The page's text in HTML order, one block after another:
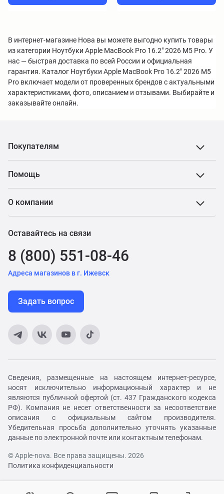
В интернет-магазине Нова вы можете выгодно купить товары
из категории Ноутбуки Apple MacBook Pro 16.2" 2026 M5 Pro. У
нас — быстрая доставка по всей России и официальная
гарантия. Каталог Ноутбуки Apple MacBook Pro 16.2" 2026 M5
Pro включает модели от проверенных брендов с актуальными
характеристиками, фото, описанием и отзывами. Выбирайте и
заказывайте онлайн.
Покупателям
Помощь
О компании
Оставайтесь на связи
8 (800) 551-08-46
Адреса магазинов в г. Ижевск
Задать вопрос
Сведения, размещенные на настоящем интернет-ресурсе,
носят исключительно информационный характер и не
являются публичной офертой (ст. 437 Гражданского кодекса
РФ). Компания не несет ответственности за несоответствие
описания с официальным сайтом производителя.
Убедительная просьба дополнительно уточнять указанные
данные по электронной почте или контактным телефонам.
© Apple-nova. Все права защищены. 2026
Политика конфиденциальности